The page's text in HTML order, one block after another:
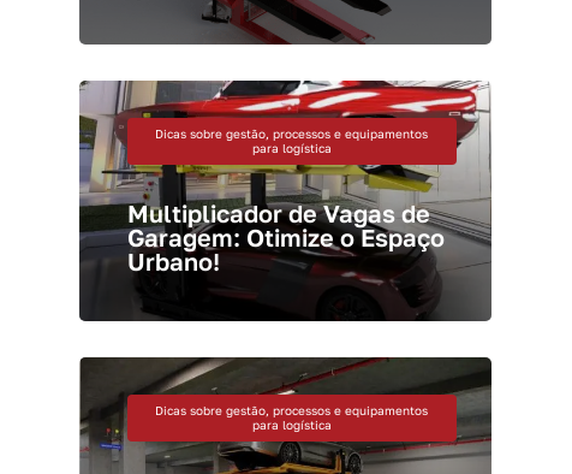
Dicas sobre gestão, processos e equipamentos
para logística
Multiplicador de Vagas de
Garagem: Otimize o Espaço
Urbano!
Dicas sobre gestão, processos e equipamentos
para logística